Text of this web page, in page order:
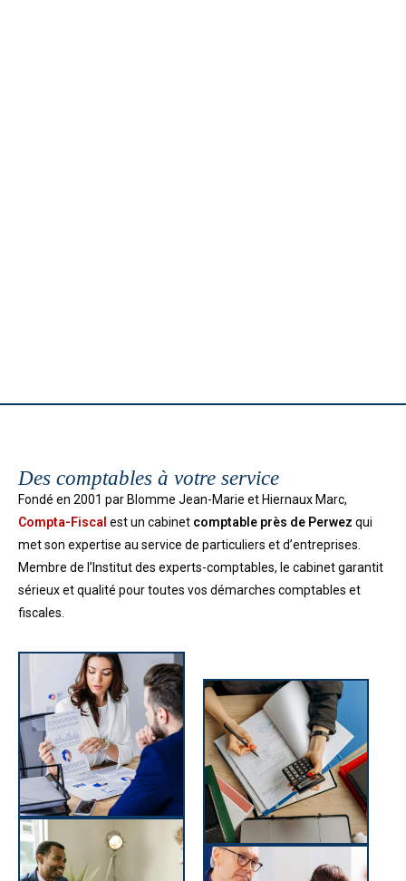
Des comptables à votre service
Fondé en 2001 par Blomme Jean-Marie et Hiernaux Marc,
Compta-Fiscal est un cabinet comptable près de Perwez qui
met son expertise au service de particuliers et d’entreprises.
Membre de l’Institut des experts-comptables, le cabinet garantit
sérieux et qualité pour toutes vos démarches comptables et
fiscales.